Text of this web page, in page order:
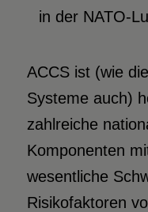
in der NATO-
ACCS ist (wie
Systeme auch)
zahlreiche
Komponenten
wesentliche
Risikofaktoren